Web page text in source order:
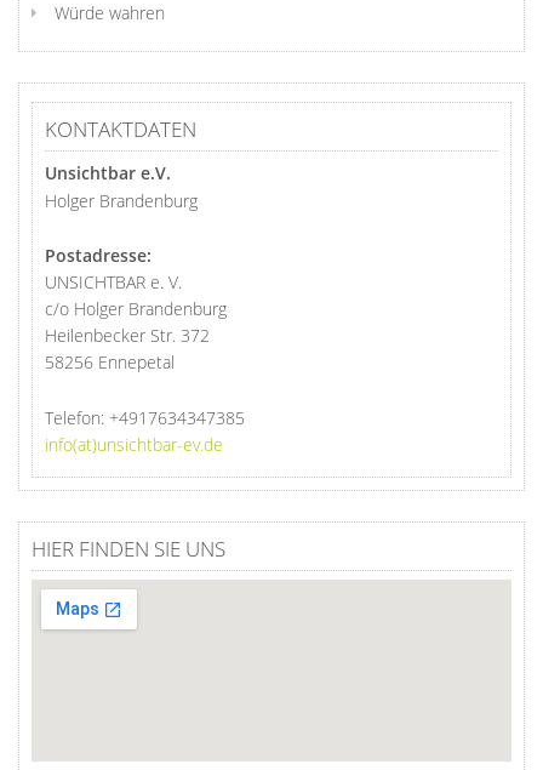
Würde wahren
KONTAKTDATEN
Unsichtbar e.V.
Holger Brandenburg
Postadresse:
UNSICHTBAR e. V.
c/o Holger Brandenburg
Heilenbecker Str. 372
58256 Ennepetal
Telefon: +4917634347385
info(at)unsichtbar-ev.de
HIER FINDEN SIE UNS